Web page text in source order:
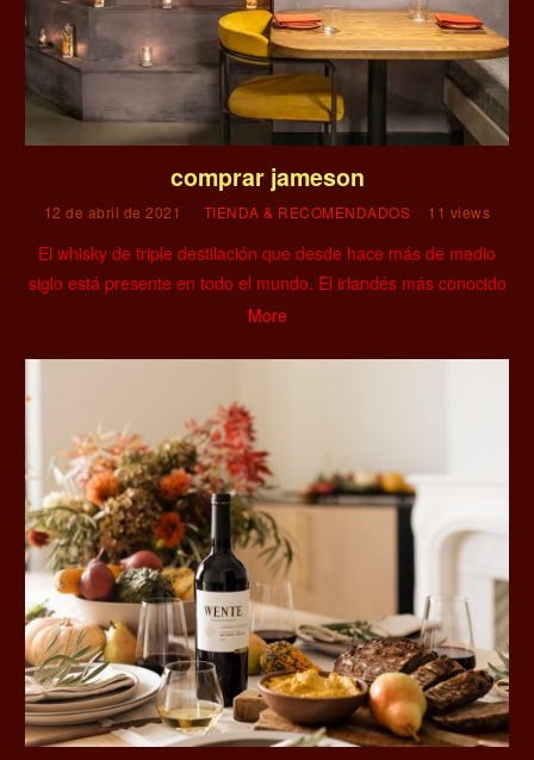
comprar jameson
12 de abril de 2021 TIENDA & RECOMENDADOS 11 views
El whisky de triple destilación que desde hace más de medio
siglo está presente en todo el mundo. El irlandés más conocido
More